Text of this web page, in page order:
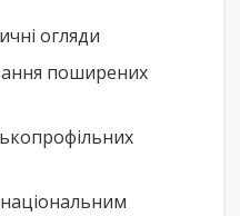
огляди
поширених